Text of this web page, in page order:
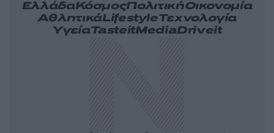
ΕλλάδαΚόσμοςΠολιτικήΟικονομία
ΑθλητικάLifestyleΤεχνολογία
ΥγείαTasteitMediaDriveit